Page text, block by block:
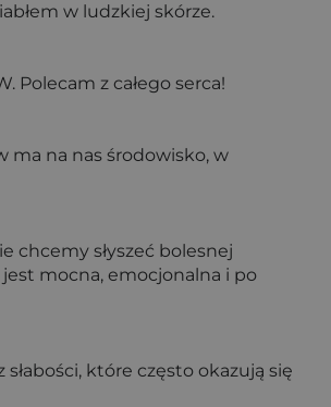
w ludzkiej skórze.
Polecam z całego serca!
ma na nas środowisko, w
chcemy słyszeć bolesnej
jest mocna, emocjonalna i po
które często okazują się